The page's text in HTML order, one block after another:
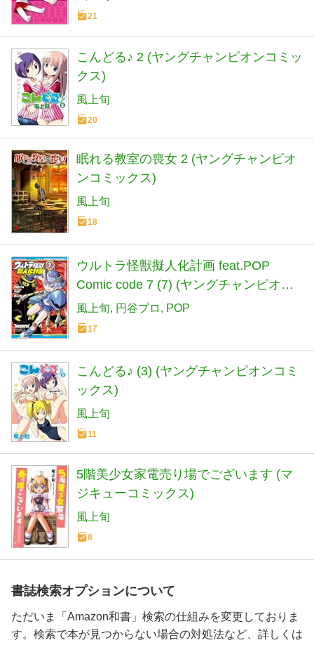
21
こんどる♪ 2 (ヤングチャンピオンコミッ
クス)
風上旬
20
眠れる教室の喪女 2 (ヤングチャンピオ
ンコミックス)
風上旬
18
ウルトラ怪獣擬人化計画 feat.POP
Comic code 7 (7) (ヤングチャンピオン
コミックス)
風上旬 円谷プロ POP
17
こんどる♪ (3) (ヤングチャンピオンコミ
ックス)
風上旬
11
5階美少女家電売り場でございます (マ
ジキューコミックス)
風上旬
8
書誌検索オプションについて
ただいま「Amazon和書」検索の仕組みを変更しておりま
す。検索で本が見つからない場合の対処法など、詳しくは